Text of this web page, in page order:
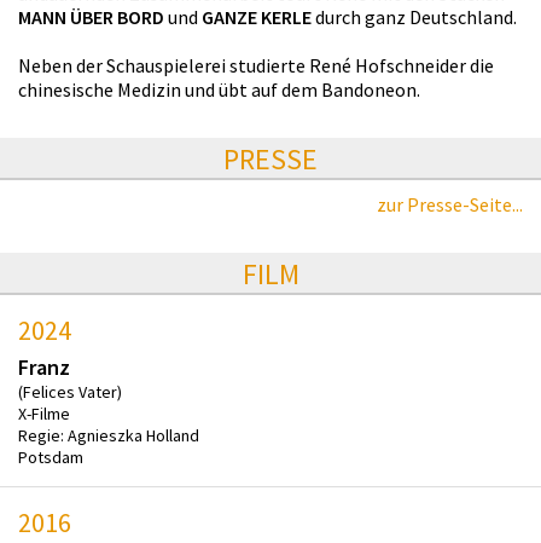
MANN ÜBER BORD und GANZE KERLEdurch ganz Deutschland.
Neben der Schauspielerei studierte René Hofschneider die
chinesische Medizin und übt auf dem Bandoneon.
PRESSE
zur Presse-Seite...
FILM
2024
Franz
(Felices Vater)
X-Filme
Regie: Agnieszka Holland
Potsdam
2016